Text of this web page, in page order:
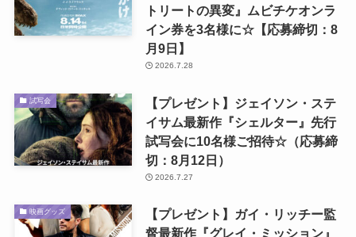
トリートの異変』ムビチケオンラ
イン券を3名様に☆【応募締切：8
月9日】
2026.7.28
試写会
【プレゼント】ジェイソン・ステ
イサム最新作『シェルター』先行
試写会に10名様ご招待☆（応募締
切：8月12日）
2026.7.27
映画グッズ
【プレゼント】ガイ・リッチー監
督最新作『グレイ・ミッション』